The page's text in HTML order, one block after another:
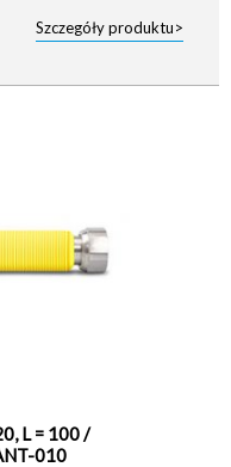
Szczegóły produktu>
L = 100 /
010